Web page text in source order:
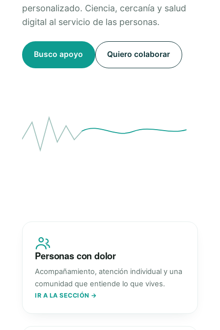
personalizado. Ciencia, cercanía y salud
digital al servicio de las personas.
Busco apoyo Quiero colaborar
Personas con dolor
Acompañamiento, atención individual y una
comunidad que entiende lo que vives.
IR A LA SECCIÓN →